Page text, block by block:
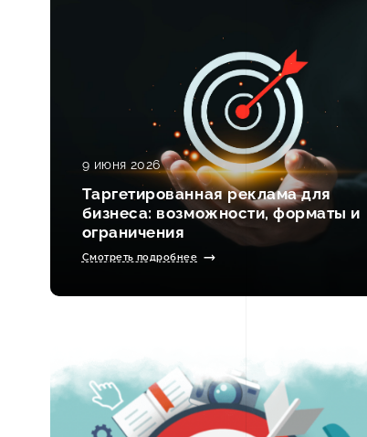
9 июня 2026
Таргетированная реклама для
бизнеса: возможности, форматы и
ограничения
Смотреть подробнее